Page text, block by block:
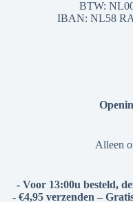
BTW:
IBAN: NL58
Alleen
- Voor 13:00u besteld,
- €4,95 verzenden –